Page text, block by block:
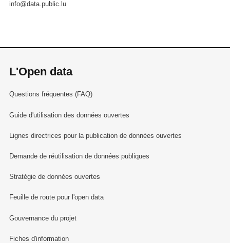
info@data.public.lu
L'Open data
Questions fréquentes (FAQ)
Guide d'utilisation des données ouvertes
Lignes directrices pour la publication de données ouvertes
Demande de réutilisation de données publiques
Stratégie de données ouvertes
Feuille de route pour l'open data
Gouvernance du projet
Fiches d'information